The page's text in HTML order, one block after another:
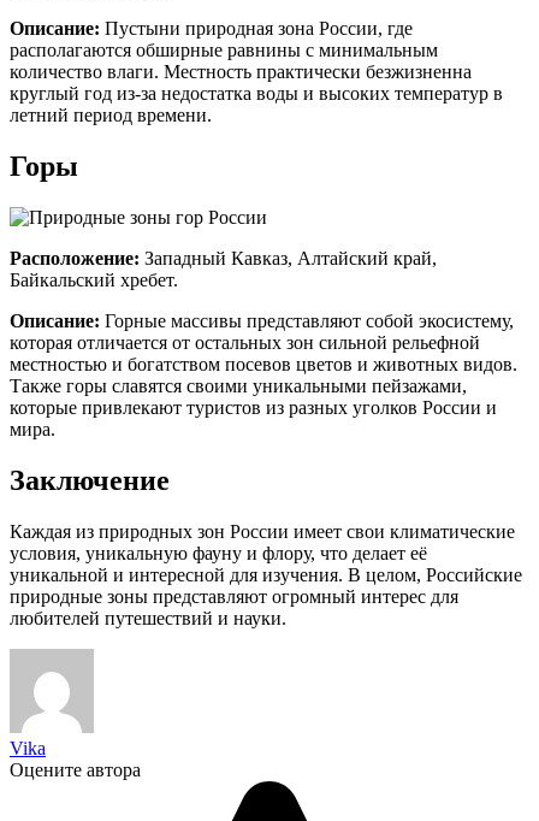
Описание: Пустыни природная зона России, где
располагаются обширные равнины с минимальным
количество влаги. Местность практически безжизненна
круглый год из-за недостатка воды и высоких температур в
летний период времени.
Горы
Расположение: Западный Кавказ, Алтайский край,
Байкальский хребет.
Описание: Горные массивы представляют собой экосистему,
которая отличается от остальных зон сильной рельефной
местностью и богатством посевов цветов и животных видов.
Также горы славятся своими уникальными пейзажами,
которые привлекают туристов из разных уголков России и
мира.
Заключение
Каждая из природных зон России имеет свои климатические
условия, уникальную фауну и флору, что делает её
уникальной и интересной для изучения. В целом, Российские
природные зоны представляют огромный интерес для
любителей путешествий и науки.
Vika
Оцените автора